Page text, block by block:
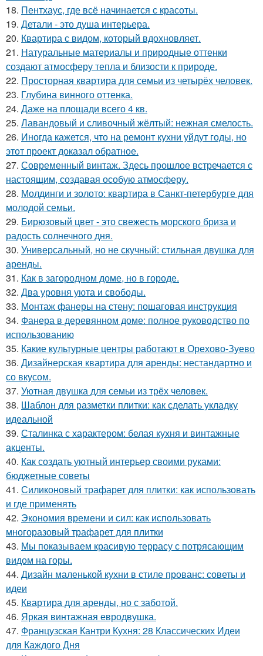
18. Пентхаус, где всё начинается с красоты.
19. Детали - это душа интерьера.
20. Квартира с видом, который вдохновляет.
21. Натуральные материалы и природные оттенки
создают атмосферу тепла и близости к природе.
22. Просторная квартира для семьи из четырёх человек.
23. Глубина винного оттенка.
24. Даже на площади всего 4 кв.
25. Лавандовый и сливочный жёлтый: нежная смелость.
26. Иногда кажется, что на ремонт кухни уйдут годы, но
этот проект доказал обратное.
27. Современный винтаж. Здесь прошлое встречается с
настоящим, создавая особую атмосферу.
28. Молдинги и золото: квартира в Санкт-петербурге для
молодой семьи.
29. Бирюзовый цвет - это свежесть морского бриза и
радость солнечного дня.
30. Универсальный, но не скучный: стильная двушка для
аренды.
31. Как в загородном доме, но в городе.
32. Два уровня уюта и свободы.
33. Монтаж фанеры на стену: пошаговая инструкция
34. Фанера в деревянном доме: полное руководство по
использованию
35. Какие культурные центры работают в Орехово-Зуево
36. Дизайнерская квартира для аренды: нестандартно и
со вкусом.
37. Уютная двушка для семьи из трёх человек.
38. Шаблон для разметки плитки: как сделать укладку
идеальной
39. Сталинка с характером: белая кухня и винтажные
акценты.
40. Как создать уютный интерьер своими руками:
бюджетные советы
41. Силиконовый трафарет для плитки: как использовать
и где применять
42. Экономия времени и сил: как использовать
многоразовый трафарет для плитки
43. Мы показываем красивую террасу с потрясающим
видом на горы.
44. Дизайн маленькой кухни в стиле прованс: советы и
идеи
45. Квартира для аренды, но с заботой.
46. Яркая винтажная евродвушка.
47. Французская Кантри Кухня: 28 Классических Идеи
для Каждого Дня